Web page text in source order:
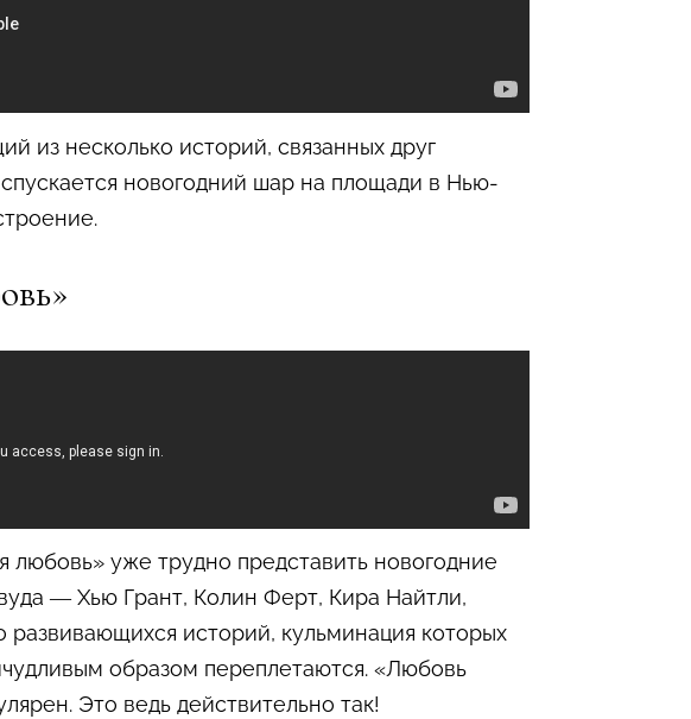
из несколько историй, связанных друг
новогодний шар на площади в Нью-
уже трудно представить новогодние
— Хью Грант, Колин Ферт, Кира Найтли,
историй, кульминация которых
образом переплетаются. «Любовь
Это ведь действительно так!